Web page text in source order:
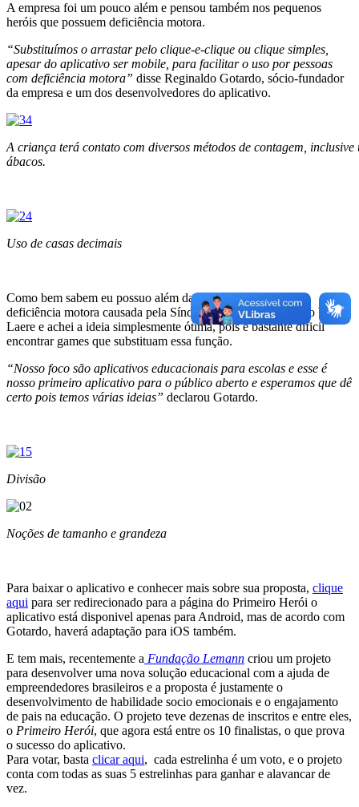
A empresa foi um pouco além e pensou também nos pequenos
heróis que possuem deficiência motora.
“Substituímos o arrastar pelo clique-e-clique ou clique simples,
apesar do aplicativo ser mobile, para facilitar o uso por pessoas
com deficiência motora” disse Reginaldo Gotardo, sócio-fundador
da empresa e um dos desenvolvedores do aplicativo.
A criança terá contato com diversos métodos de contagem, inclusive
ábacos.
Uso de casas decimais
Como bem sabem eu possuo além da deficiência auditiva,
deficiência motora causada pela Síndrome de Brown Vialetto Van
Laere e achei a ideia simplesmente ótima, pois é bastante dificil
encontrar games que substituam essa função.
“Nosso foco são aplicativos educacionais para escolas e esse é
nosso primeiro aplicativo para o público aberto e esperamos que dê
certo pois temos várias ideias” declarou Gotardo.
Divisão
Noções de tamanho e grandeza
Para baixar o aplicativo e conhecer mais sobre sua proposta, clique
aqui para ser redirecionado para a página do Primeiro Herói o
aplicativo está disponivel apenas para Android, mas de acordo com
Gotardo, haverá adaptação para iOS também.
E tem mais, recentemente a Fundação Lemann criou um projeto
para desenvolver uma nova solução educacional com a ajuda de
empreendedores brasileiros e a proposta é justamente o
desenvolvimento de habilidade socio emocionais e o engajamento
de pais na educação. O projeto teve dezenas de inscritos e entre eles,
o Primeiro Herói, que agora está entre os 10 finalistas, o que prova
o sucesso do aplicativo.
Para votar, basta clicar aqui, cada estrelinha é um voto, e o projeto
conta com todas as suas 5 estrelinhas para ganhar e alavancar de
vez.